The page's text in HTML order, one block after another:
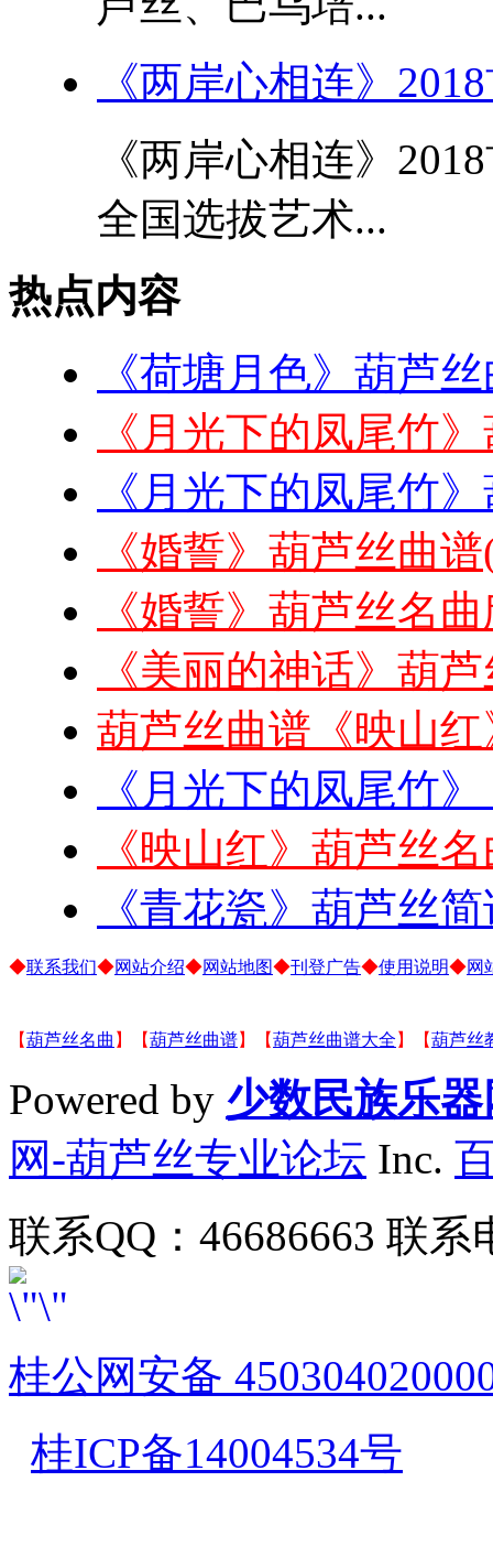
《两岸心相连》
《两岸心相连》
全国选拔艺术...
热点内容
《荷塘月色》葫芦
《月光下的凤尾竹
《月光下的凤尾竹
《婚誓》葫芦丝曲
《婚誓》葫芦丝名
《美丽的神话》葫
葫芦丝曲谱《映山
《月光下的凤尾竹
《映山红》葫芦丝
《青花瓷》葫芦丝
◆联系我们◆网站介绍◆网站地图◆刊登广告◆使用说明◆网
【葫芦丝名曲 】【葫芦丝曲谱】【葫芦丝曲谱大全 】【葫芦丝
Powered by 少数民族乐器
网-葫芦丝专业论坛 Inc.
联系QQ：46686663 联
桂公网安备
桂ICP备14004534号